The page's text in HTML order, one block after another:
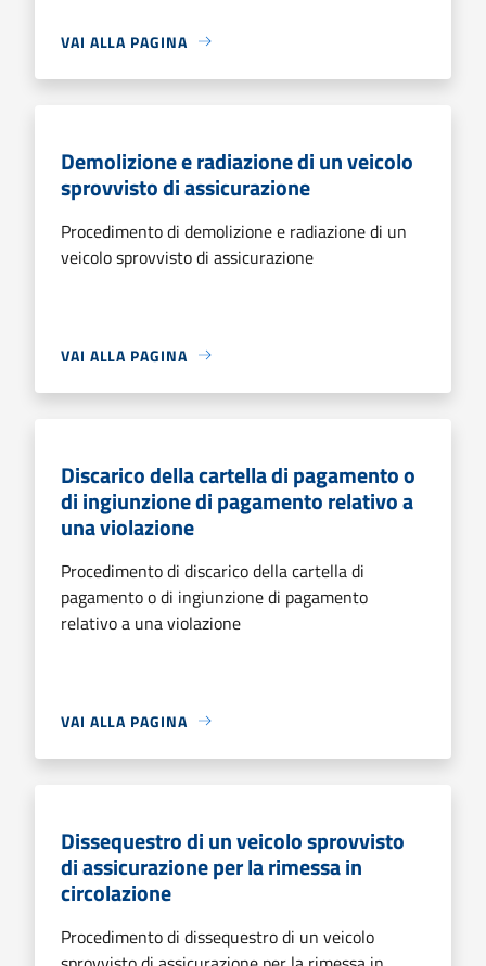
VAI ALLA PAGINA
Demolizione e radiazione di un veicolo
sprovvisto di assicurazione
Procedimento di demolizione e radiazione di un
veicolo sprovvisto di assicurazione
VAI ALLA PAGINA
Discarico della cartella di pagamento o
di ingiunzione di pagamento relativo a
una violazione
Procedimento di discarico della cartella di
pagamento o di ingiunzione di pagamento
relativo a una violazione
VAI ALLA PAGINA
Dissequestro di un veicolo sprovvisto
di assicurazione per la rimessa in
circolazione
Procedimento di dissequestro di un veicolo